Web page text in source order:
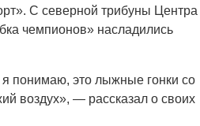
С северной трибуны Центра
чемпионов» насладились
я понимаю, это лыжные гонки со
воздух», — рассказал о своих